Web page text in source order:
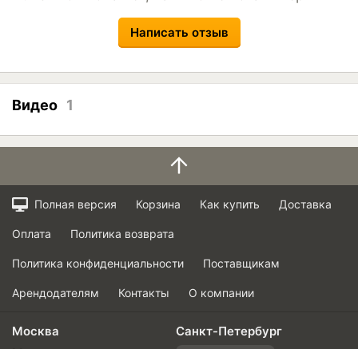
Написать отзыв
Видео 1
Полная версия Корзина Как купить Доставка
Оплата Политика возврата
Политика конфиденциальности Поставщикам
Арендодателям Контакты О компании
Москва
Санкт-Петербург